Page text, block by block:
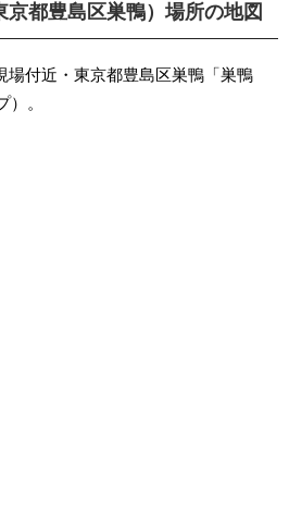
都豊島区巣鴨）場所の地図
場付近・東京都豊島区巣鴨「巣鴨
。